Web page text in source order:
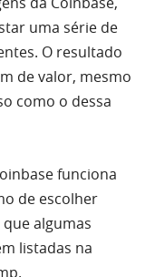
uma série de
O resultado
de valor, mesmo
como o dessa
funciona
de escolher
algumas
listadas na